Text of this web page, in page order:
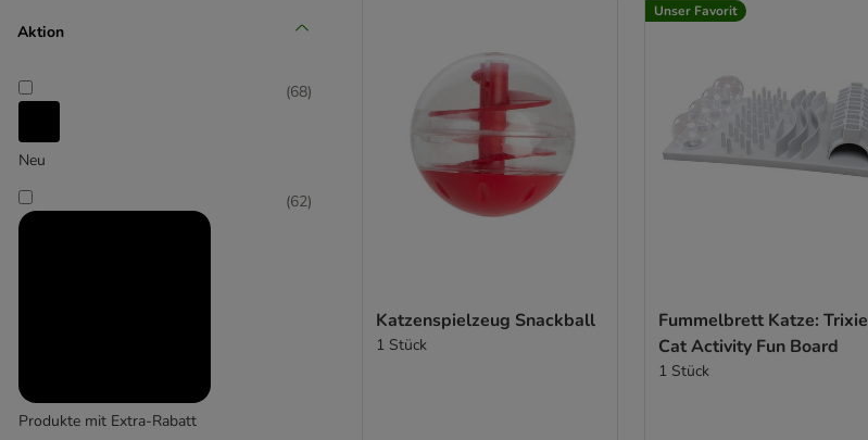
Croci
(1)
(4)
Aktion
Neu
(68)
Produkte mit Extra-Rabatt
(62)
Katzenspielzeug Snackball
1 Stück
Unser Favorit
Fummelbrett Katze: Trixie
Cat Activity Fun Board
1 Stück